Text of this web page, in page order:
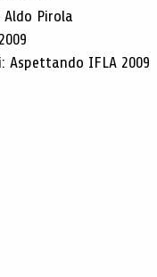
Pirola
Aspettando IFLA 2009